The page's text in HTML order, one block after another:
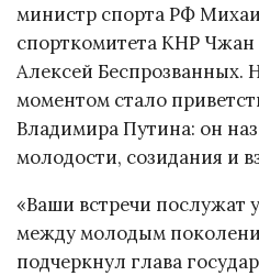
министр спорта РФ
спорткомитета КНР
Алексей Беспрозванных.
моментом стало
Владимира Путина: он
молодости, созидания и
«Ваши встречи послужат
между молодым
подчеркнул глава